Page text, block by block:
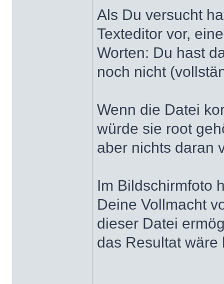
Als Du versucht
Texteditor vor,
Worten: Du hast
noch nicht
Wenn die Datei
würde sie root
aber nichts daran
Im Bildschirmfoto
Deine Vollmacht
dieser Datei
das Resultat